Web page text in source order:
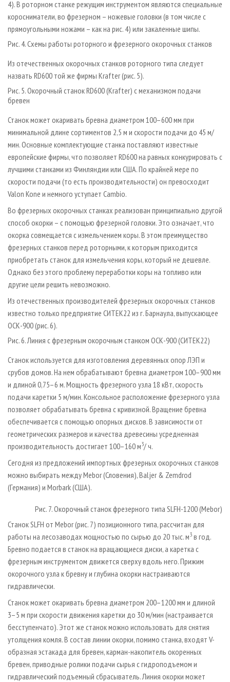
4). В роторном станке режущим инструментом являются специальные
коросниматели, во фрезерном – ножевые головки (в том числе с
прямоугольными ножами – как на рис. 4) или закаленные шипы.
Рис. 4. Схемы работы роторного и фрезерного окорочных станков
Из отечественных окорочных станков роторного типа следует
назвать RD600 той же фирмы Krafter (рис. 5).
Рис. 5. Окорочный станок RD600 (Krafter) с механизмом подачи
бревен
Станок может окаривать бревна диаметром 100–600 мм при
минимальной длине сортиментов 2,5 м и скорости подачи до 45 м/
мин. Основные комплектующие станка поставляют известные
европейские фирмы, что позволяет RD600 на равных конкурировать с
лучшими станками из Финляндии или США. По крайней мере по
скорости подачи (то есть производительности) он превосходит
Valon Kone и немного уступает Cambio.
Во фрезерных окорочных станках реализован принципиально другой
способ окорки – с помощью фрезерной головки. Это означает, что
окорка совмещается с измельчением коры. В этом преимущество
фрезерных станков перед роторными, к которым приходится
приобретать станок для измельчения коры, который не дешевле.
Однако без этого проблему переработки коры на топливо или
другие цели решить невозможно.
Из отечественных производителей фрезерных окорочных станков
известно только предприятие СИТЕК22 из г. Барнаула, выпускающее
ОСК-900 (рис. 6).
Рис. 6. Линия с фрезерным окорочным станком ОСК-900 (СИТЕК22)
Станок используется для изготовления деревянных опор ЛЭП и
срубов домов. На нем обрабатывают бревна диаметром 100–900 мм
и длиной 0,75–6 м. Мощность фрезерного узла 18 кВт, скорость
подачи каретки 5 м/мин. Консольное расположение фрезерного узла
позволяет обрабатывать бревна с кривизной. Вращение бревна
обеспечивается с помощью опорных дисков. В зависимости от
геометрических размеров и качества древесины усредненная
производительность достигает 100–160 м3/ ч.
Сегодня из предложений импортных фрезерных окорочных станков
можно выбирать между Mebor (Словения), Baljer & Zemdrod
(Германия) и Morbark (США).
Рис. 7. Окорочный станок фрезерного типа SLFH-1200 (Mebor)
Станок SLFH от Mebor (рис. 7) позиционного типа, рассчитан для
работы на лесозаводах мощностью по сырью до 20 тыс. м3 в год.
Бревно подается в станок на вращающиеся диски, а каретка с
фрезерным инструментом движется сверху вдоль него. Прижим
окорочного узла к бревну и глубина окорки настраиваются
гидравлически.
Станок может окаривать бревна диаметром 200–1200 мм и длиной
3–5 м при скорости движения каретки до 30 м/мин (настраивается
бесступенчато). Этот же станок можно использовать для снятия
утолщения комля. В состав линии окорки, помимо станка, входят V-
образная эстакада для бревен, карман-накопитель окоренных
бревен, приводные ролики подачи сырья с гидроподъемом и
гидравлический подъемный сбрасыватель. Линия окорки может